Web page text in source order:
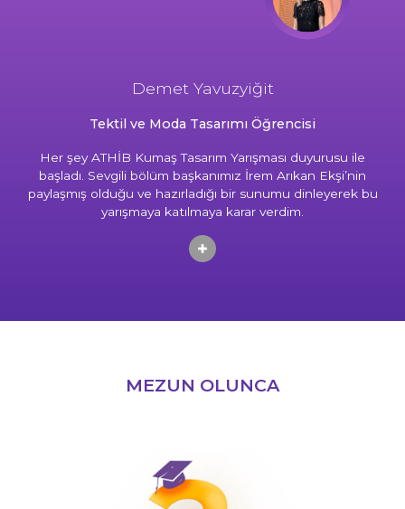
Demet Yavuzyiğit
Tektil ve Moda Tasarımı Öğrencisi
Her şey ATHİB Kumaş Tasarım Yarışması duyurusu ile
başladı. Sevgili bölüm başkanımız İrem Arıkan Ekşi’nin
paylaşmış olduğu ve hazırladığı bir sunumu dinleyerek bu
yarışmaya katılmaya karar verdim.
MEZUN OLUNCA